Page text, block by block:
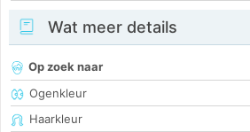
Wat meer details
Op zoek naar
Ogenkleur
Haarkleur